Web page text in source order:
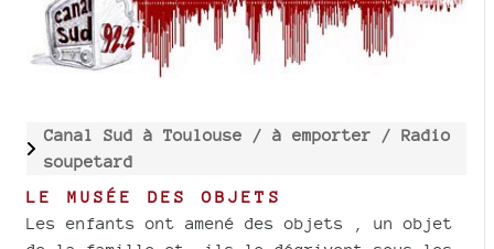
Canal Sud à Toulouse / à emporter / Radio
soupetard
LE MUSÉE DES OBJETS
Les enfants ont amené des objets , un objet